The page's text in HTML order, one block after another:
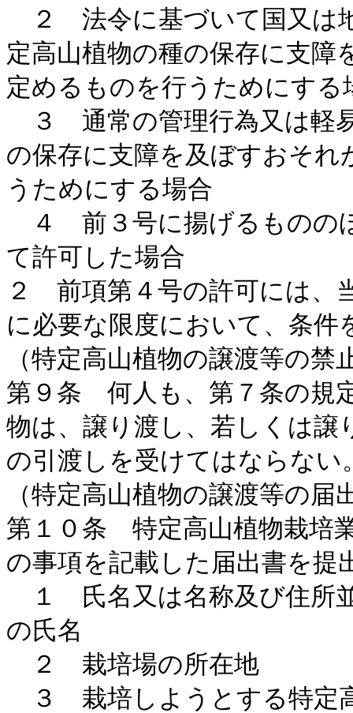
２ 法令に基づいて国又は
定高山植物の種の保存に支
定めるものを行うためにする
３ 通常の管理行為又は軽
の保存に支障を及ぼすおそ
うためにする場合
４ 前３号に揚げるものの
て許可した場合
２ 前項第４号の許可には、
に必要な限度において、条
（特定高山植物の譲渡等の禁
第９条 何人も、第７条の規
物は、譲り渡し、若しくは譲
の引渡しを受けてはならない
（特定高山植物の譲渡等の届
第１０条 特定高山植物栽培
の事項を記載した届出書を提
１ 氏名又は名称及び住所
の氏名
２ 栽培場の所在地
３ 栽培しようとする特定